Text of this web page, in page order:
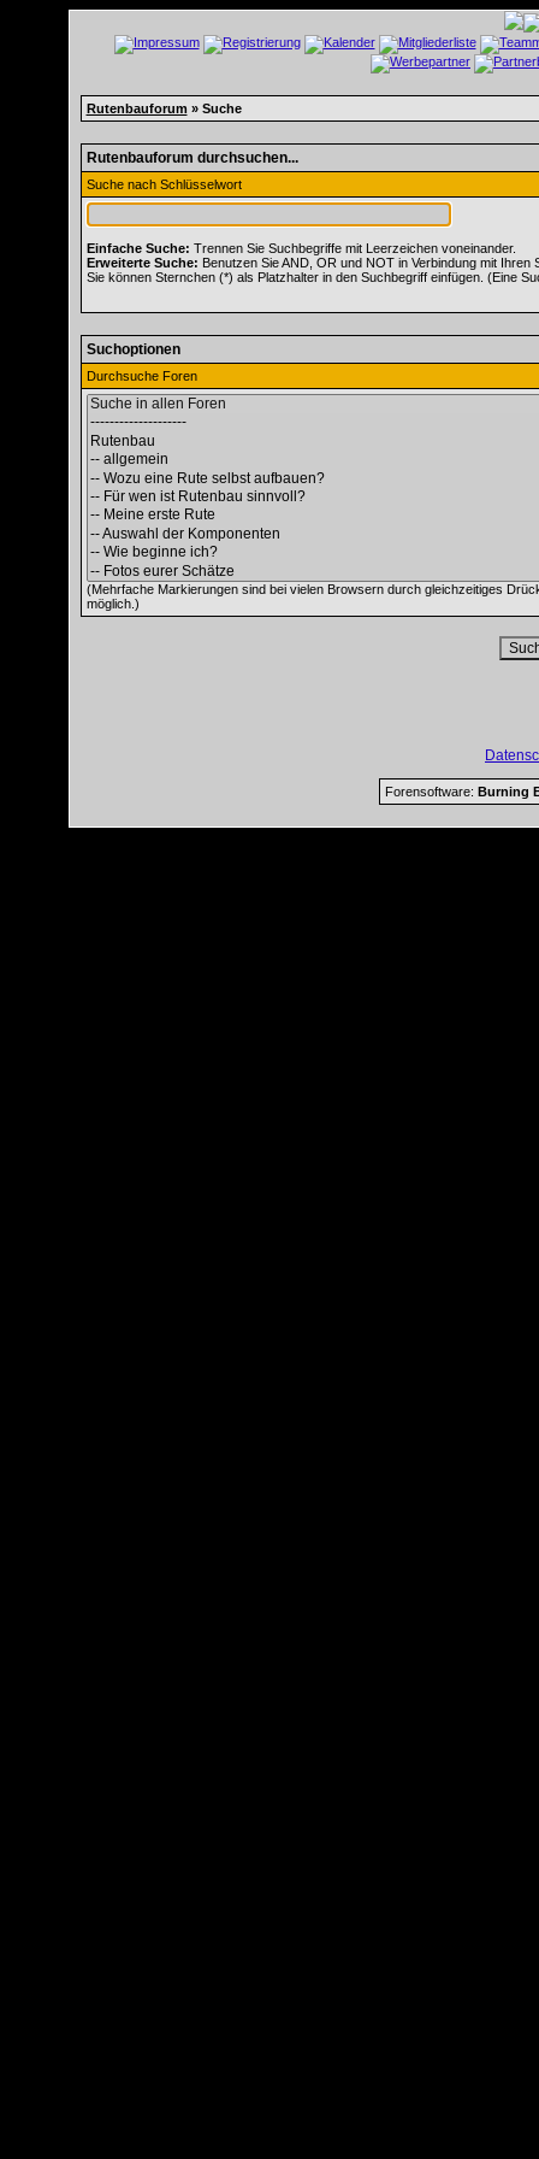
Rutenbauforum » Suche
Rutenbauforum durchsuchen...
Suche nach Schlüsselwort
Einfache Suche: Trennen Sie Suchbegriffe mit Leerzeichen voneinander.
Erweiterte Suche: Benutzen Sie AND, OR und NOT in Verbindung mit
Sie können Sternchen (*) als Platzhalter in den Suchbegriff einfügen. (Eine
Suchoptionen
Durchsuche Foren
(Mehrfache Markierungen sind bei vielen Browsern durch gleichzeitiges
möglich.)
Forensoftware: Burning